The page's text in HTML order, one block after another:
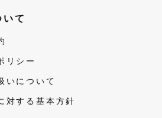
て
リシー
いについて
対する基本方針